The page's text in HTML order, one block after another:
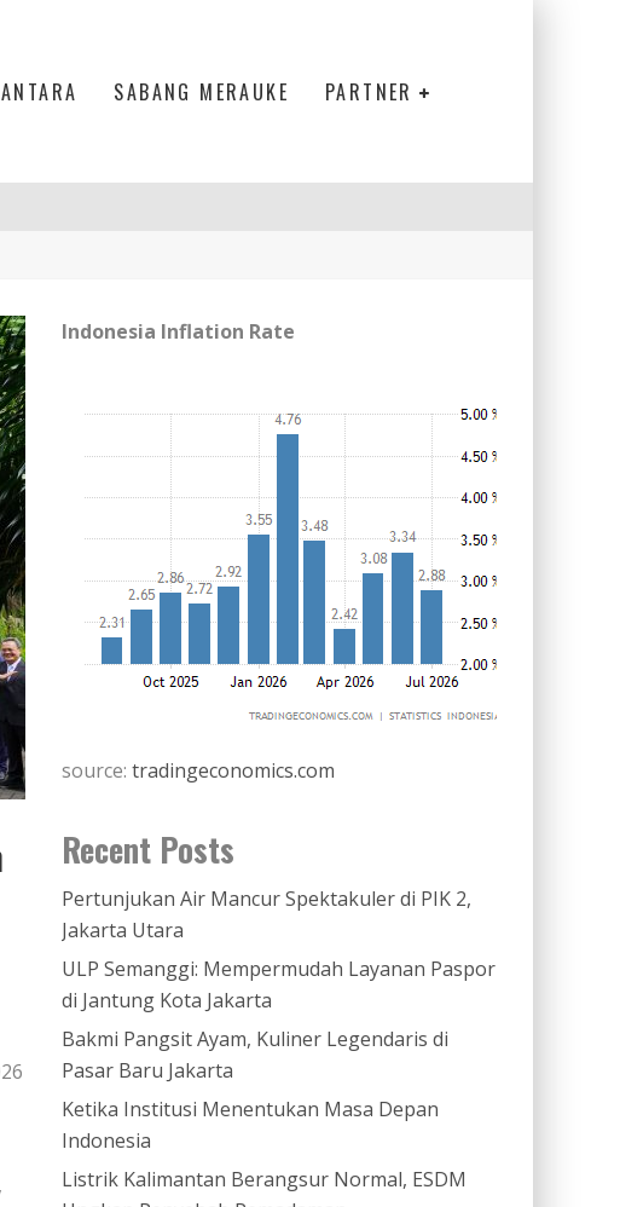
SABANG MERAUKE PARTNER
Indonesia Inflation Rate
source: tradingeconomics.com
Recent Posts
Pertunjukan Air Mancur Spektakuler di PIK 2,
Jakarta Utara
ULP Semanggi: Mempermudah Layanan Paspor
di Jantung Kota Jakarta
Bakmi Pangsit Ayam, Kuliner Legendaris di
Pasar Baru Jakarta
Ketika Institusi Menentukan Masa Depan
Indonesia
Listrik Kalimantan Berangsur Normal, ESDM